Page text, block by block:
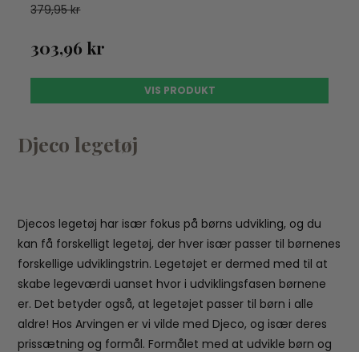
379,95 kr
303,96 kr
VIS PRODUKT
Djeco legetøj
Djecos legetøj har især fokus på børns udvikling, og du
kan få forskelligt legetøj, der hver især passer til børnenes
forskellige udviklingstrin. Legetøjet er dermed med til at
skabe legeværdi uanset hvor i udviklingsfasen børnene
er. Det betyder også, at legetøjet passer til børn i alle
aldre! Hos Arvingen er vi vilde med Djeco, og især deres
prissætning og formål. Formålet med at udvikle børn og